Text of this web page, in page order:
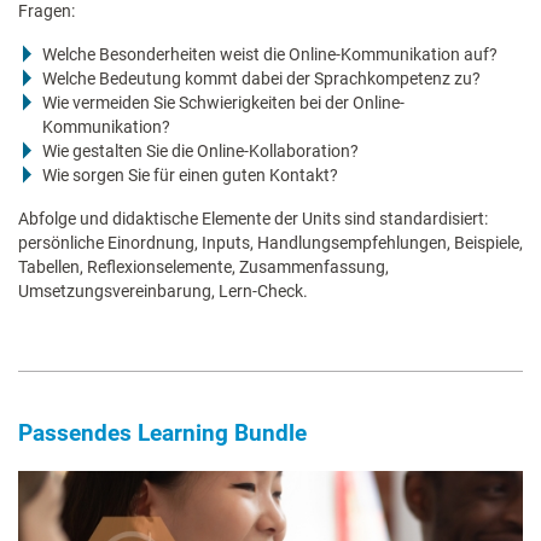
Fragen:
Welche Besonderheiten weist die Online-Kommunikation auf?
Welche Bedeutung kommt dabei der Sprachkompetenz zu?
Wie vermeiden Sie Schwierigkeiten bei der Online-
Kommunikation?
Wie gestalten Sie die Online-Kollaboration?
Wie sorgen Sie für einen guten Kontakt?
Abfolge und didaktische Elemente der Units sind standardisiert:
persönliche Einordnung, Inputs, Handlungsempfehlungen, Beispiele,
Tabellen, Reflexionselemente, Zusammenfassung,
Umsetzungsvereinbarung, Lern-Check.
Passendes Learning Bundle